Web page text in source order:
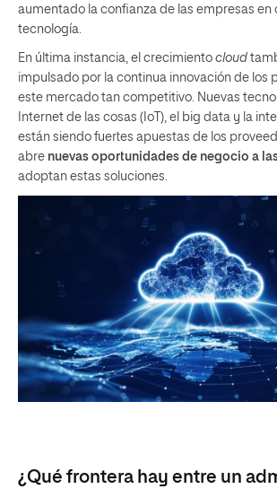
aumentado la confianza de las empresas en
tecnología.
En última instancia, el crecimiento cloud
impulsado por la continua innovación de los
este mercado tan competitivo. Nuevas
Internet de las cosas (IoT), el big data y la
están siendo fuertes apuestas de los
abre nuevas oportunidades de negocio a
adoptan estas soluciones.
¿Qué frontera hay entre un